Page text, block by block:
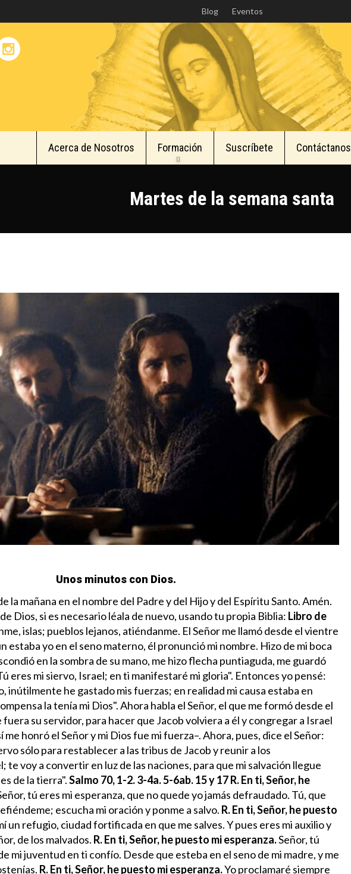
Skip
to
main
content
Blog Eventos
Acerca de Nosotros Formación Suscríbete Contáctanos
Martes de la semana santa
Unos minutos con Dios.
la mañana en el nombre del Padre y del Hijo y del Espíritu Santo. Amén.
Dios, si es necesario léala de nuevo, usando tu propia Biblia: Libro de
islas; pueblos lejanos, atiéndanme. El Señor me llamó desde el vientre
estaba yo en el seno materno, él pronunció mi nombre. Hizo de mi boca
en la sombra de su mano, me hizo flecha puntiaguda, me guardó
eres mi siervo, Israel; en ti manifestaré mi gloria". Entonces yo pensé:
inútilmente he gastado mis fuerzas; en realidad mi causa estaba en
la tenía mi Dios".Ahora habla el Señor, el que me formó desde el
fuera su servidor, para hacer que Jacob volviera a ély congregar a Israel
me honró el Señory mi Dios fue mi fuerza–.Ahora, pues, dice el Señor:
sólo para restablecer a las tribus de Jacoby reunir a los
te voy a convertir en luz de las naciones, para que mi salvación llegue
de la tierra".Salmo 70, 1-2. 3-4a. 5-6ab. 15 y 17R. En ti, Señor, he
tú eres mi esperanza, que no quede yo jamás defraudado. Tú, que
escucha mi oración y ponme a salvo. R. En ti, Señor, he puesto
un refugio, ciudad fortificada en que me salves.Y pues eres mi auxilio y
de los malvados. R. En ti, Señor, he puesto mi esperanza.Señor, tú
mi juventud en ti confío. Desde que esteba en el seno de mi madre,y me
R. En ti, Señor, he puesto mi esperanza.Yo proclamaré siempre